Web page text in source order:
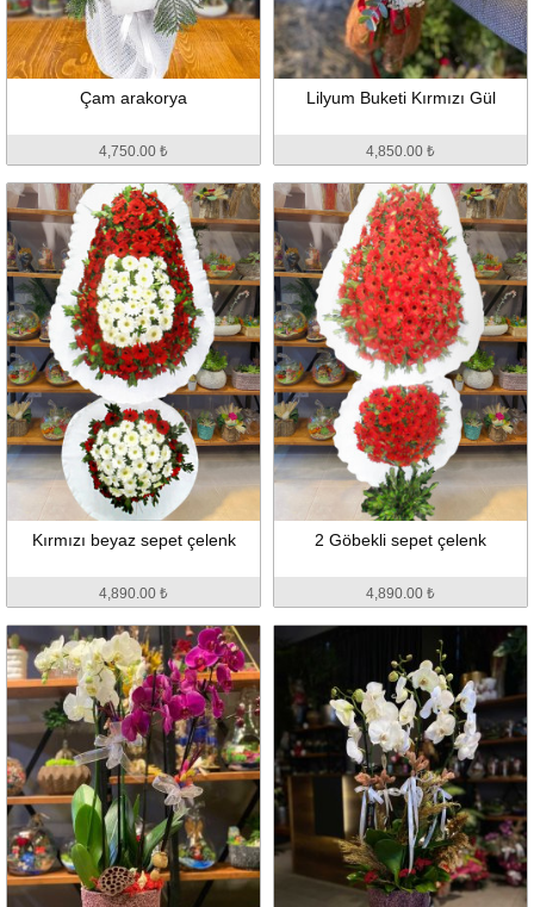
Çam arakorya
4,750.00 ₺
Lilyum Buketi Kırmızı Gül
4,850.00 ₺
Kırmızı beyaz sepet çelenk
4,890.00 ₺
2 Göbekli sepet çelenk
4,890.00 ₺